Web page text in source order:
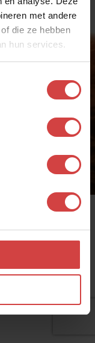
met andere
die ze hebben
hun services.
Privacy statement